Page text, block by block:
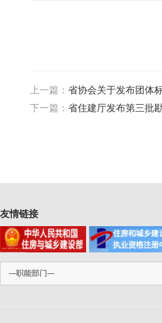
上一篇： 省协会关于发布团体
下一篇： 省住建厅发布第三批
友情链接